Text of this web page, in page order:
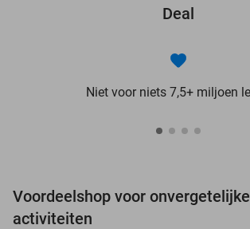
Deal
Niet voor niets 7,5+ miljoen
Voordeelshop voor
activiteiten